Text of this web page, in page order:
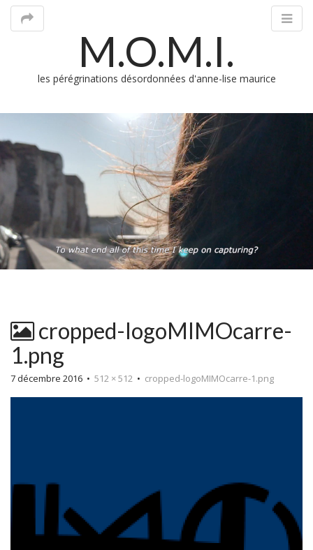
M.O.M.I.
les pérégrinations désordonnées d'anne-lise maurice
cropped-logoMIMOcarre-
1.png
7 décembre 2016 • 512 × 512 • cropped-logoMIMOcarre-1.png